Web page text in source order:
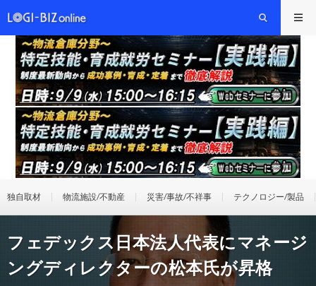
独自取材 物流施設/不動産 災害/事故/不祥事 テクノロジー/製品
フェデックス日本法人代表にマネージ
ングディレクターの松本氏が昇格